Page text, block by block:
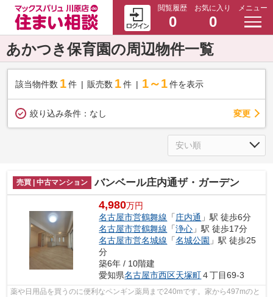
閲覧履歴
0
お気に入り
0
メニュー
あかつき保育園の周辺物件一覧
該当物件数 1件 販売数 1 件 1～1 件を表示
絞り込み条件： なし 変更
売買 | 中古マンション バンベール庄内通ザ・ガーデン
4,980万円
名古屋市営鶴舞線 「庄内通 」駅 徒歩6分
名古屋市営鶴舞線 「浄心 」駅 徒歩17分
名古屋市営名城線 「名城公園 」駅 徒歩25
分
築6年 / 10階建
愛知県名古屋市西区天塚町４丁目69-3
薬や日用品を買うのに便利なペンギン薬局まで240mです。家から497mのと